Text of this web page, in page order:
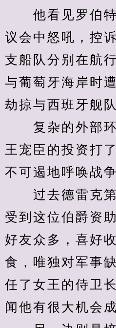
他看见罗伯特
议会中怒吼，控
支船队分别在航
与葡萄牙海岸时
劫掠与西班牙舰
复杂的外部环
王宠臣的投资打
不可遏地呼唤战争
过去德雷克第
受到这位伯爵资
好友众多，喜好
食，唯独对军事
任了女王的侍卫
闻他有很大机会